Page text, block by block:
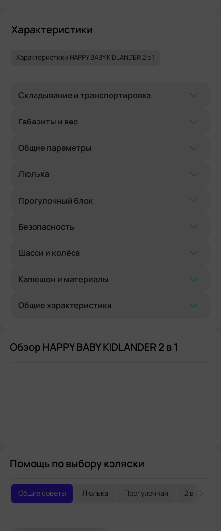
Характеристики
Характеристики HAPPY BABY KIDLANDER 2 в 1
Складывание и транспортировка
Габариты и вес
Общие параметры
Люлька
Прогулочный блок
Безопасность
Шасси и колёса
Капюшон и материалы
Общие характеристики
Обзор HAPPY BABY KIDLANDER 2 в 1
Помощь по выбору коляски
Общие советы Люлька Прогулочная 2 в 1